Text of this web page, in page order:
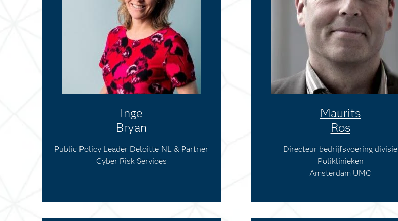
Inge
Bryan
Public Policy Leader Deloitte NL & Partner
Cyber Risk Services
Maurits
Ros
Directeur bedrijfsvoering divisie
Poliklinieken
Amsterdam UMC